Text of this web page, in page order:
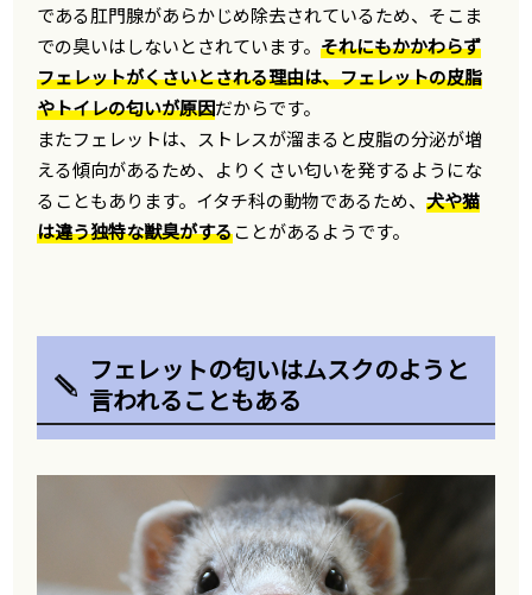
である肛門腺があらかじめ除去されているため、そこま
での臭いはしないとされています。それにもかかわらず
フェレットがくさいとされる理由は、フェレットの皮脂
やトイレの匂いが原因だからです。
またフェレットは、ストレスが溜まると皮脂の分泌が増
える傾向があるため、よりくさい匂いを発するようにな
ることもあります。イタチ科の動物であるため、犬や猫
は違う独特な獣臭がすることがあるようです。
フェレットの匂いはムスクのようと
言われることもある